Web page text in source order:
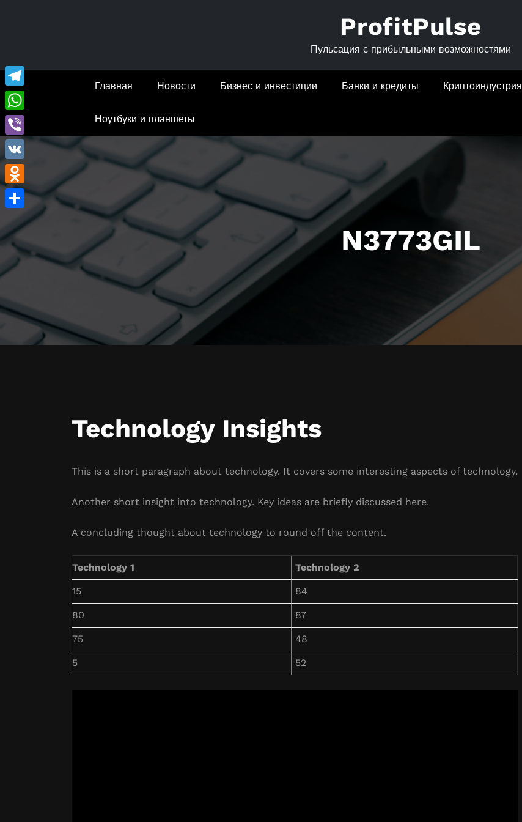
ProfitPulse
Пульсация с прибыльными возможностями
Главная Новости Бизнес и инвестиции Банки и кредиты Криптоиндустрия
Ноутбуки и планшеты
N3773GIL
Technology Insights
This is a short paragraph about technology. It covers some interesting aspects of technology.
Another short insight into technology. Key ideas are briefly discussed here.
A concluding thought about technology to round off the content.
Technology 1 Technology 2
15 84
80 87
75 48
5 52
Telegram
WhatsApp
Viber
VK
Odnoklassniki
Отправить